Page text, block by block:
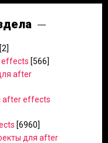
[2]
effects [566]
after
after effects
[6960]
для after